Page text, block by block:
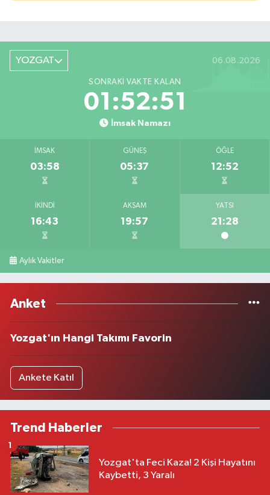
YOZGAT 06.08.2026
SONRAKI VAKTE KALAN
01:52:51
İmsak Namazı
İMSAK
03:58
GÜNEŞ
05:37
ÖĞLE
12:52
İKINDI
16:43
AKŞAM
19:57
YATSI
21:28
Aylık Vakitler
Anket
Yozgat'ın Hangi Takımı Favorin
Ankete Katıl
Trend Haberler
Yozgat'ta Feci Kaza! 2 Kişi Hayatını
Kaybetti, 3 Yaralı
1